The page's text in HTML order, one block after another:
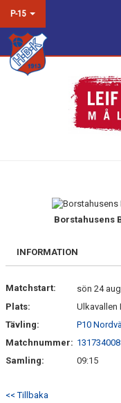
P-15
HEM
BILDGALLERI
DOKUMENT
Borstahusens
INFORMATION
Matchstart:
sön 24
Plats:
Ulkavallen
Tävling:
P10
Matchnummer: 131734008
Samling:
09:15
<< Tillbaka